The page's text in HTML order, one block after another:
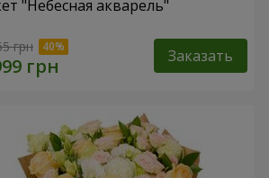
"Небесная акварель"
грн Заказать